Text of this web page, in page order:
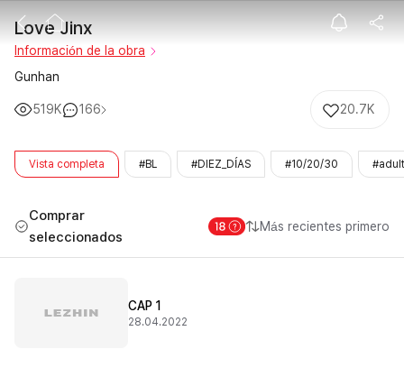
Love Jinx
Love Jinx
Información de la obra
Gunhan
519K 166 20.7K
Vista completa #BL #DIEZ_DÍAS #10/20/30
Comprar
seleccionados
Más recientes primero
CAP 1
28.04.2022